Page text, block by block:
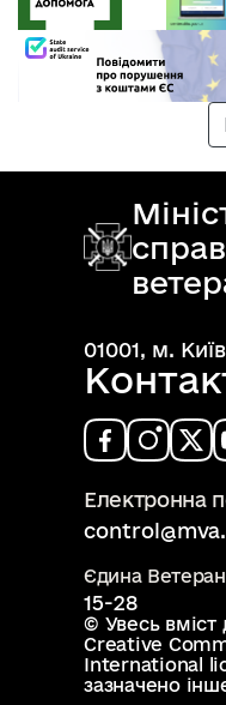
01001, м.
Електронна
Єдина
15-28
© Увесь вміст
Creative
International
зазначено